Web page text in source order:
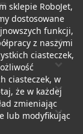
sklepie RoboJet,
dostosowane
funkcji,
z naszymi
ciasteczek,
ciasteczek, w
że w każdej
zmieniając
lub modyfikując